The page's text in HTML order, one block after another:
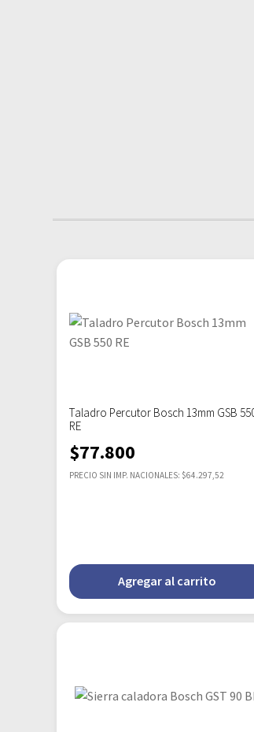
Taladro Percutor Bosch 13mm GSB
RE
$77.800
PRECIO SIN IMP. NACIONALES: $64.297,52
Agregar al carrito